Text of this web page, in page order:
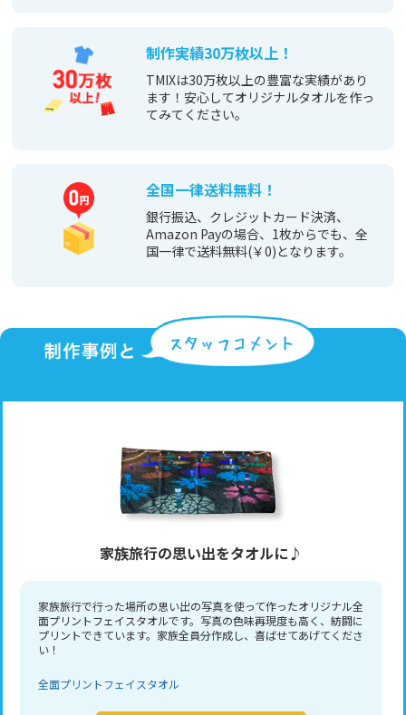
制作実績30万枚以上！
TMIXは30万枚以上の豊富な実績があり
ます！安心してオリジナルタオルを作っ
てみてください。
全国一律送料無料！
銀行振込、クレジットカード決済、
Amazon Payの場合、1枚からでも、全
国一律で送料無料(￥0)となります。
家族旅行の思い出をタオルに♪
家族旅行で行った場所の思い出の写真を使って作ったオリジナル全
面プリントフェイスタオルです。写真の色味再現度も高く、紡闘に
プリントできています。家族全員分作成し、喜ばせてあげてくださ
い！
全面プリントフェイスタオル